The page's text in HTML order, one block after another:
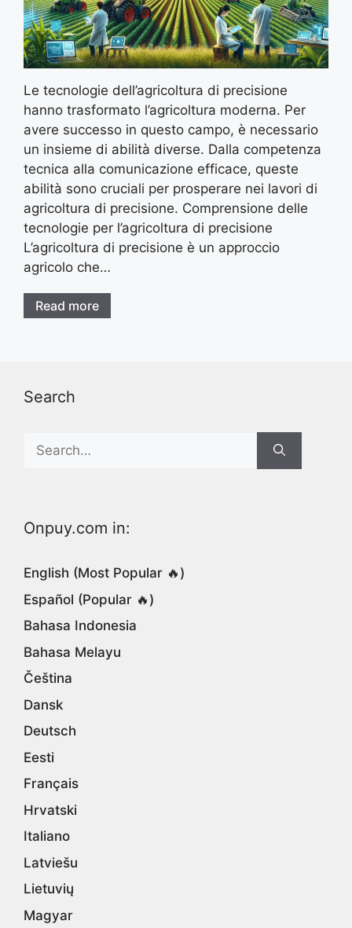
Le tecnologie dell’agricoltura di precisione
hanno trasformato l’agricoltura moderna. Per
avere successo in questo campo, è necessario
un insieme di abilità diverse. Dalla competenza
tecnica alla comunicazione efficace, queste
abilità sono cruciali per prosperare nei lavori di
agricoltura di precisione. Comprensione delle
tecnologie per l’agricoltura di precisione
L’agricoltura di precisione è un approccio
agricolo che…
Read more
Search
Search
for:
Onpuy.com in:
English (Most Popular 🔥)
Español (Popular 🔥)
Bahasa Indonesia
Bahasa Melayu
Čeština
Dansk
Deutsch
Eesti
Français
Hrvatski
Italiano
Latviešu
Lietuvių
Magyar